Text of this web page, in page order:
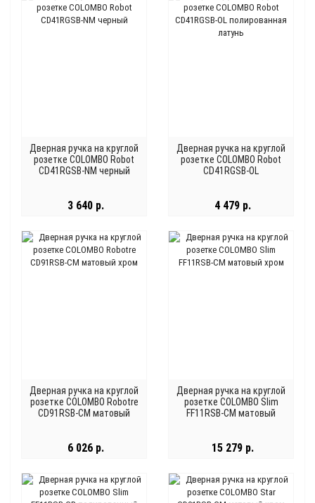
Дверная ручка на круглой
розетке COLOMBO Robot
CD41RGSB-NM черный
3 640 р.
Дверная ручка на круглой
розетке COLOMBO Robot
CD41RGSB-OL
4 479 р.
Дверная ручка на круглой
розетке COLOMBO Robotre
CD91RSB-CM матовый
6 026 р.
Дверная ручка на круглой
розетке COLOMBO Slim
FF11RSB-CM матовый
15 279 р.